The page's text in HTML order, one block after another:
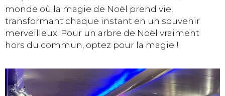
monde où la magie de Noël prend vie,
transformant chaque instant en un souvenir
merveilleux. Pour un arbre de Noël vraiment
hors du commun, optez pour la magie !